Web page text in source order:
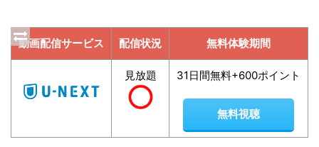
動画配信サービス 配信状況 無料体験期間
見放題 31日間無料+600ポイント
無料視聴